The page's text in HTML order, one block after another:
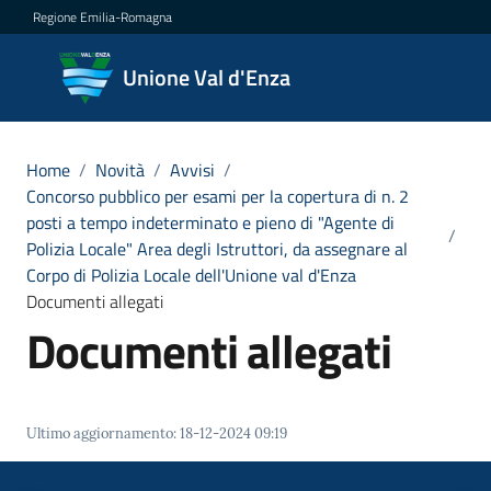
Vai al contenuto
Vai alla navigazione
Vai al footer
Regione Emilia-Romagna
Unione Val d'Enza
Unione
Val
Amministrazione
Novità
Menu selezionato
Servizi
la
Val
Home / Novità / Avvisi /
Concorso pubblico per esami per la copertura di n. 2
posti a tempo indeterminato e pieno di "Agente di
Polizia Locale" Area degli Istruttori, da assegnare al
Corpo di Polizia Locale dell'Unione val d'Enza
/
Documenti allegati
Documenti allegati
Ultimo aggiornamento:18-12-2024 09:19